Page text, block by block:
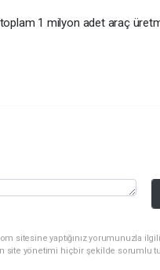
1 milyon adet araç
sitesine yaptığınız yorumunuzla
site yönetimi hiçbir şekilde sorumlu